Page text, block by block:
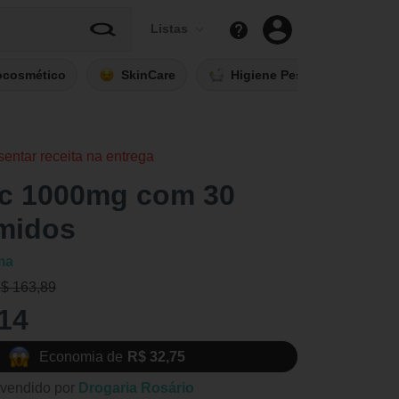
Listas
SkinCare Higiene Pessoal
receita na entrega
1000mg com 30
163,89
Economia de R$ 32,75
vendido por Drogaria Rosário